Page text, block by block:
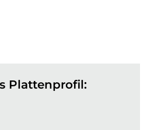
Plattenprofil: